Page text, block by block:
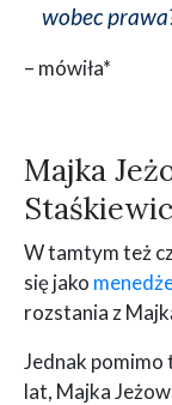
wobec
– mówiła*
Majka
W tamtym też
się jako
rozstania z
Jednak pomimo
lat, Majka